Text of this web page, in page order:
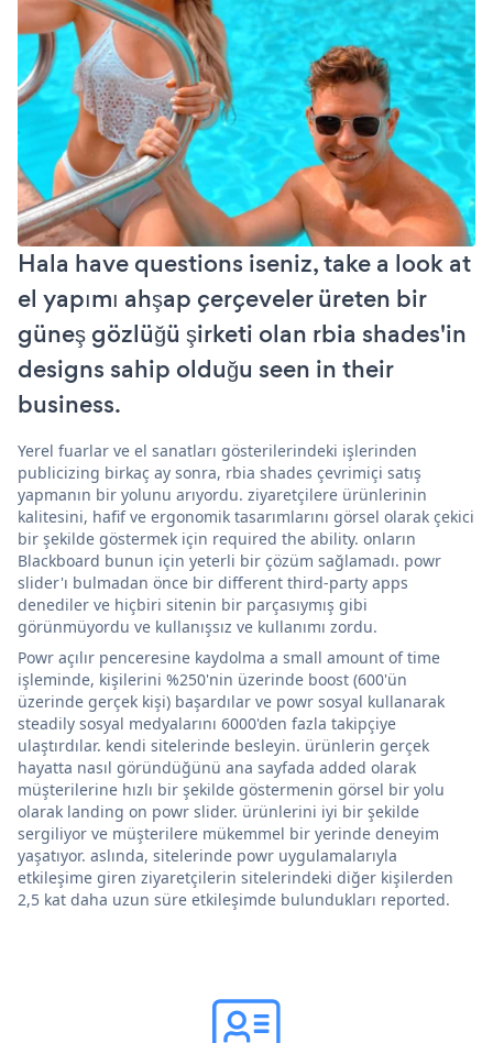
Hala have questions iseniz, take a look at
el yapımı ahşap çerçeveler üreten bir
güneş gözlüğü şirketi olan rbia shades'in
designs sahip olduğu seen in their
business.
Yerel fuarlar ve el sanatları gösterilerindeki işlerinden
publicizing birkaç ay sonra, rbia shades çevrimiçi satış
yapmanın bir yolunu arıyordu. ziyaretçilere ürünlerinin
kalitesini, hafif ve ergonomik tasarımlarını görsel olarak çekici
bir şekilde göstermek için required the ability. onların
Blackboard bunun için yeterli bir çözüm sağlamadı. powr
slider'ı bulmadan önce bir different third-party apps
denediler ve hiçbiri sitenin bir parçasıymış gibi
görünmüyordu ve kullanışsız ve kullanımı zordu.
Powr açılır penceresine kaydolma a small amount of time
işleminde, kişilerini %250'nin üzerinde boost (600'ün
üzerinde gerçek kişi) başardılar ve powr sosyal kullanarak
steadily sosyal medyalarını 6000'den fazla takipçiye
ulaştırdılar. kendi sitelerinde besleyin. ürünlerin gerçek
hayatta nasıl göründüğünü ana sayfada added olarak
müşterilerine hızlı bir şekilde göstermenin görsel bir yolu
olarak landing on powr slider. ürünlerini iyi bir şekilde
sergiliyor ve müşterilere mükemmel bir yerinde deneyim
yaşatıyor. aslında, sitelerinde powr uygulamalarıyla
etkileşime giren ziyaretçilerin sitelerindeki diğer kişilerden
2,5 kat daha uzun süre etkileşimde bulundukları reported.